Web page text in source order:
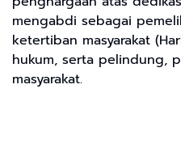
mengabdi sebagai
ketertiban masyarakat
hukum, serta pelindung,
masyarakat.